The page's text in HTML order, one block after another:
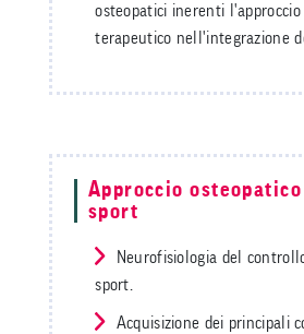
osteopatici inerenti
terapeutico nell'integrazione
Approccio
sport
Neurofisiologia del
sport.
Acquisizione dei principali